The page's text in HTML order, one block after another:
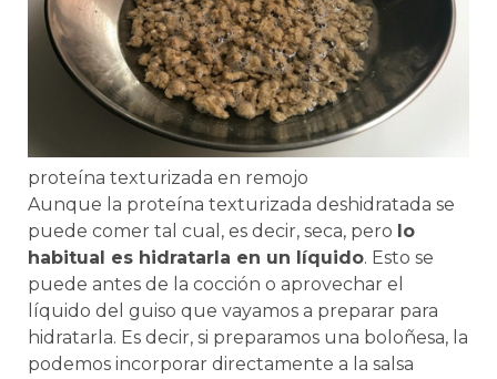
proteína texturizada en remojo
Aunque la proteína texturizada deshidratada se
puede comer tal cual, es decir, seca, pero lo
habitual es hidratarla en un líquido. Esto se
puede antes de la cocción o aprovechar el
líquido del guiso que vayamos a preparar para
hidratarla. Es decir, si preparamos una boloñesa, la
podemos incorporar directamente a la salsa